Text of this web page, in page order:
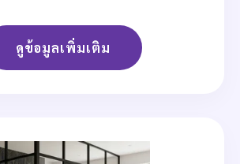
ดูข้อมูลเพิ่มเติม